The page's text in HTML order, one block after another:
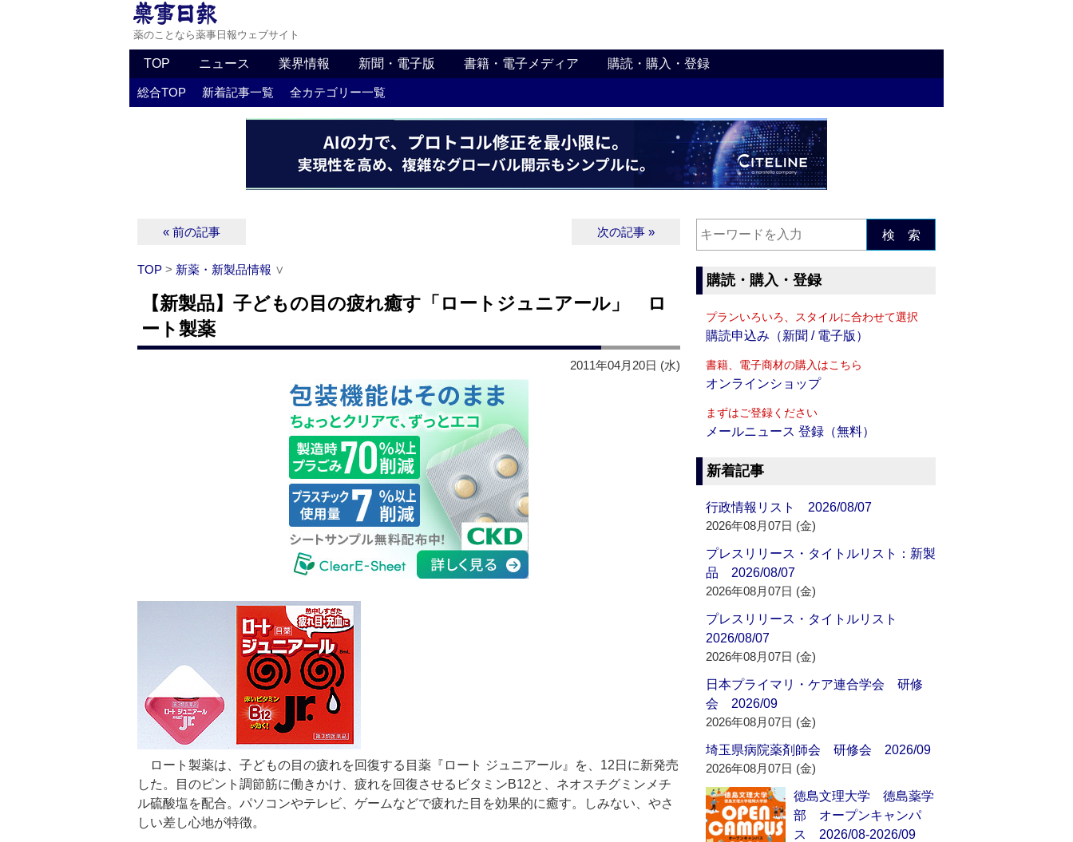
薬のことなら薬事日報ウェブサイト
TOP ニュース 業界情報 新聞・電子版 書籍・電子メディア 購読・購入・登録
総合TOP 新着記事一覧 全カテゴリー一覧
« 前の記事 次の記事 »
TOP > 新薬・新製品情報 ∨
【新製品】子どもの目の疲れ癒す「ロートジュニアール」 ロ
ート製薬
2011年04月20日 (水)
ロート製薬は、子どもの目の疲れを回復する目薬『ロート ジュニアール』を、12日に新発売
した。目のピント調節筋に働きかけ、疲れを回復させるビタミンB12と、ネオスチグミンメチ
ル硫酸塩を配合。パソコンやテレビ、ゲームなどで疲れた目を効果的に癒す。しみない、やさ
しい差し心地が特徴。
検 索
購読・購入・登録
プランいろいろ、スタイルに合わせて選択
購読申込み（新聞 / 電子版）
書籍、電子商材の購入はこちら
オンラインショップ
まずはご登録ください
メールニュース 登録（無料）
新着記事
行政情報リスト 2026/08/07
2026年08月07日 (金)
プレスリリース・タイトルリスト：新製
品 2026/08/07
2026年08月07日 (金)
プレスリリース・タイトルリスト
2026/08/07
2026年08月07日 (金)
日本プライマリ・ケア連合学会 研修
会 2026/09
2026年08月07日 (金)
埼玉県病院薬剤師会 研修会 2026/09
2026年08月07日 (金)
徳島文理大学 徳島薬学
部 オープンキャンパ
ス 2026/08-2026/09